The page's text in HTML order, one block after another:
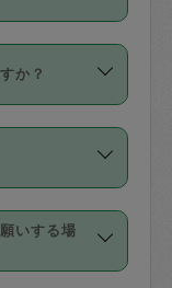
3時間を
機能をご
ただくに
す。な
き等はござ
か？
ジさん自
す。
初は制限
ーの平均
高額が上
す。
（Visa／
／
。
いする場